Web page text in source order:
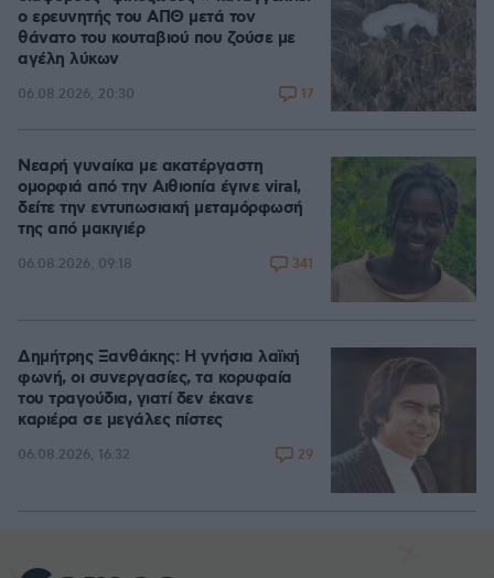
ο ερευνητής του ΑΠΘ μετά τον
θάνατο του κουταβιού που ζούσε με
αγέλη λύκων
06.08.2026, 20:30 17
Νεαρή γυναίκα με ακατέργαστη
ομορφιά από την Αιθιοπία έγινε viral,
δείτε την εντυπωσιακή μεταμόρφωσή
της από μακιγιέρ
06.08.2026, 09:18 341
Δημήτρης Ξανθάκης: Η γνήσια λαϊκή
φωνή, οι συνεργασίες, τα κορυφαία
του τραγούδια, γιατί δεν έκανε
καριέρα σε μεγάλες πίστες
06.08.2026, 16:32 29